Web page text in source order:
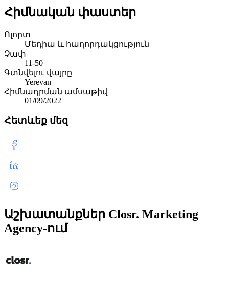
Հիմնական փաստեր
Ոլորտ
Մեդիա և հաղորդակցություն
Չափ
11-50
Գտնվելու վայրը
Yerevan
Հիմնադրման ամսաթիվ
01/09/2022
Հետևեք մեզ
Աշխատանքներ Closr. Marketing
Agency-ում